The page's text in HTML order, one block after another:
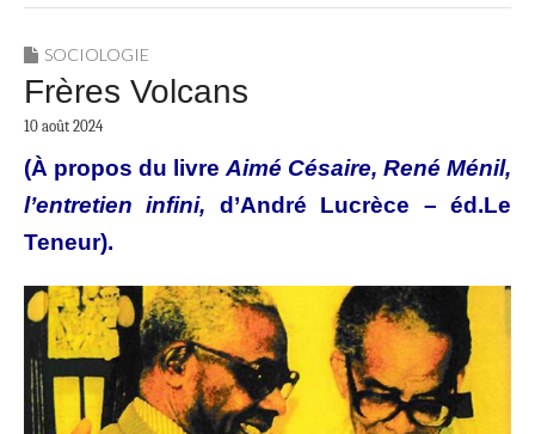
SOCIOLOGIE
Frères Volcans
10 août 2024
(À propos du livre Aimé Césaire, René Ménil,
l’entretien infini, d’André Lucrèce – éd.Le
Teneur).